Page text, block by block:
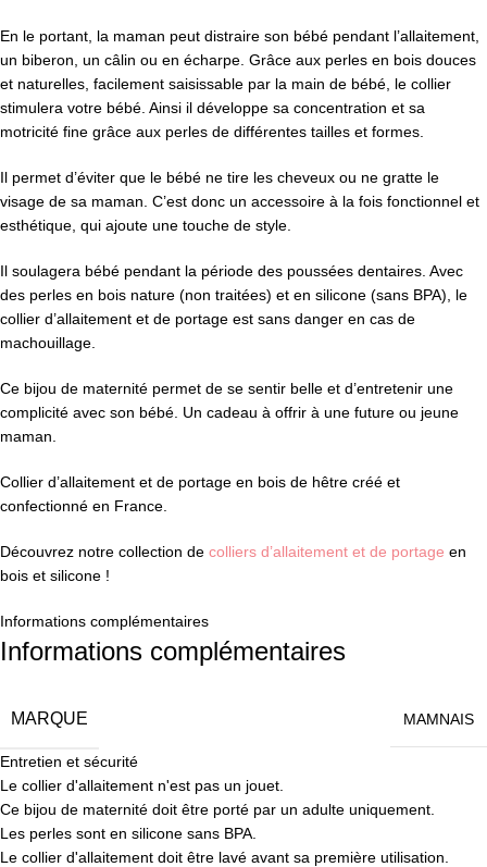
En le portant, la maman peut distraire son bébé pendant l’allaitement,
un biberon, un câlin ou en écharpe. Grâce aux perles en bois douces
et naturelles, facilement saisissable par la main de bébé, le collier
stimulera votre bébé. Ainsi il développe sa concentration et sa
motricité fine grâce aux perles de différentes tailles et formes.
Il permet d’éviter que le bébé ne tire les cheveux ou ne gratte le
visage de sa maman. C’est donc un accessoire à la fois fonctionnel et
esthétique, qui ajoute une touche de style.
Il soulagera bébé pendant la période des poussées dentaires. Avec
des perles en bois nature (non traitées) et en silicone (sans BPA), le
collier d’allaitement et de portage est sans danger en cas de
machouillage.
Ce bijou de maternité permet de se sentir belle et d’entretenir une
complicité avec son bébé. Un cadeau à offrir à une future ou jeune
maman.
Collier d’allaitement et de portage en bois de hêtre créé et
confectionné en France.
Découvrez notre collection de colliers d’allaitement et de portage en
bois et silicone !
Informations complémentaires
Informations complémentaires
MARQUE MAMNAIS
Entretien et sécurité
Le collier d'allaitement n'est pas un jouet.
Ce bijou de maternité doit être porté par un adulte uniquement.
Les perles sont en silicone sans BPA.
Le collier d'allaitement doit être lavé avant sa première utilisation.